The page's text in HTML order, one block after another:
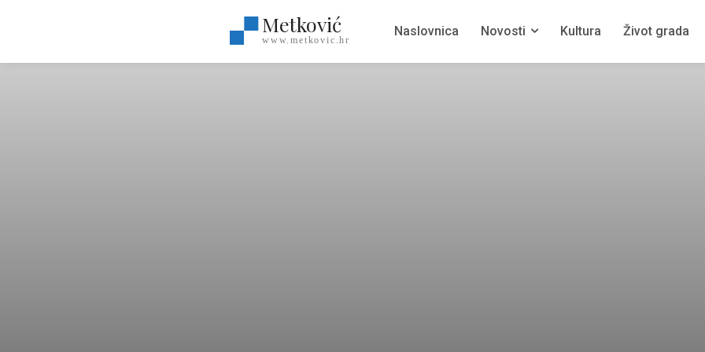
Metković
www.metkovic.hr
Naslovnica Novosti Kultura Život grada